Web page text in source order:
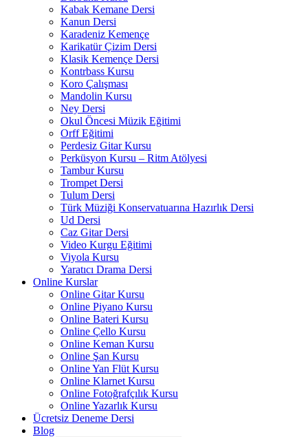
Kabak Kemane Dersi
Kanun Dersi
Karadeniz Kemençe
Karikatür Çizim Dersi
Klasik Kemençe Dersi
Kontrbass Kursu
Koro Çalışması
Mandolin Kursu
Ney Dersi
Okul Öncesi Müzik Eğitimi
Orff Eğitimi
Perdesiz Gitar Kursu
Perküsyon Kursu – Ritm Atölyesi
Tambur Kursu
Trompet Dersi
Tulum Dersi
Türk Müziği Konservatuarına Hazırlık Dersi
Ud Dersi
Caz Gitar Dersi
Video Kurgu Eğitimi
Viyola Kursu
Yaratıcı Drama Dersi
Online Kurslar
Online Gitar Kursu
Online Piyano Kursu
Online Bateri Kursu
Online Çello Kursu
Online Keman Kursu
Online Şan Kursu
Online Yan Flüt Kursu
Online Klarnet Kursu
Online Fotoğrafçılık Kursu
Online Yazarlık Kursu
Ücretsiz Deneme Dersi
Blog